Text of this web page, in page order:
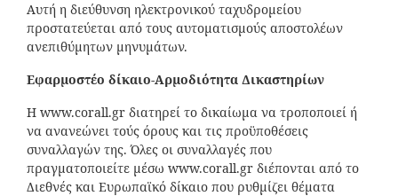
Αυτή η διεύθυνση ηλεκτρονικού ταχυδρομείου
προστατεύεται από τους αυτοματισμούς αποστολέων
ανεπιθύμητων μηνυμάτων.
Εφαρμοστέο δίκαιο-Αρμοδιότητα Δικαστηρίων
Η www.corall.gr διατηρεί το δικαίωμα να τροποποιεί ή
να ανανεώνει τούς όρους και τις προϋποθέσεις
συναλλαγών της. Όλες οι συναλλαγές που
πραγματοποιείτε μέσω www.corall.gr διέπονται από το
Διεθνές και Ευρωπαϊκό δίκαιο που ρυθμίζει θέματα